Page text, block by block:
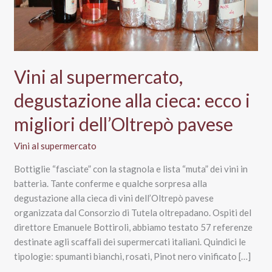
Vini al supermercato,
degustazione alla cieca: ecco i
migliori dell’Oltrepò pavese
Vini al supermercato
Bottiglie “fasciate” con la stagnola e lista “muta” dei vini in
batteria. Tante conferme e qualche sorpresa alla
degustazione alla cieca di vini dell’Oltrepò pavese
organizzata dal Consorzio di Tutela oltrepadano. Ospiti del
direttore Emanuele Bottiroli, abbiamo testato 57 referenze
destinate agli scaffali dei supermercati italiani. Quindici le
tipologie: spumanti bianchi, rosati, Pinot nero vinificato […]